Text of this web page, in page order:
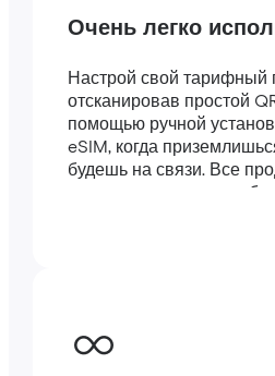
Очень легко
Настрой свой тарифный
отсканировав простой
помощью ручной
eSIM, когда
будешь на связи. Все
поставляются с